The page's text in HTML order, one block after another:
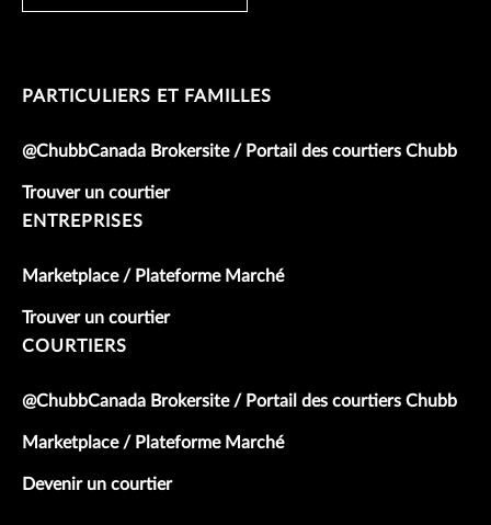
PARTICULIERS ET FAMILLES
@ChubbCanada Brokersite / Portail des courtiers Chubb
Trouver un courtier
ENTREPRISES
Marketplace / Plateforme Marché
Trouver un courtier
COURTIERS
@ChubbCanada Brokersite / Portail des courtiers Chubb
Marketplace / Plateforme Marché
Devenir un courtier